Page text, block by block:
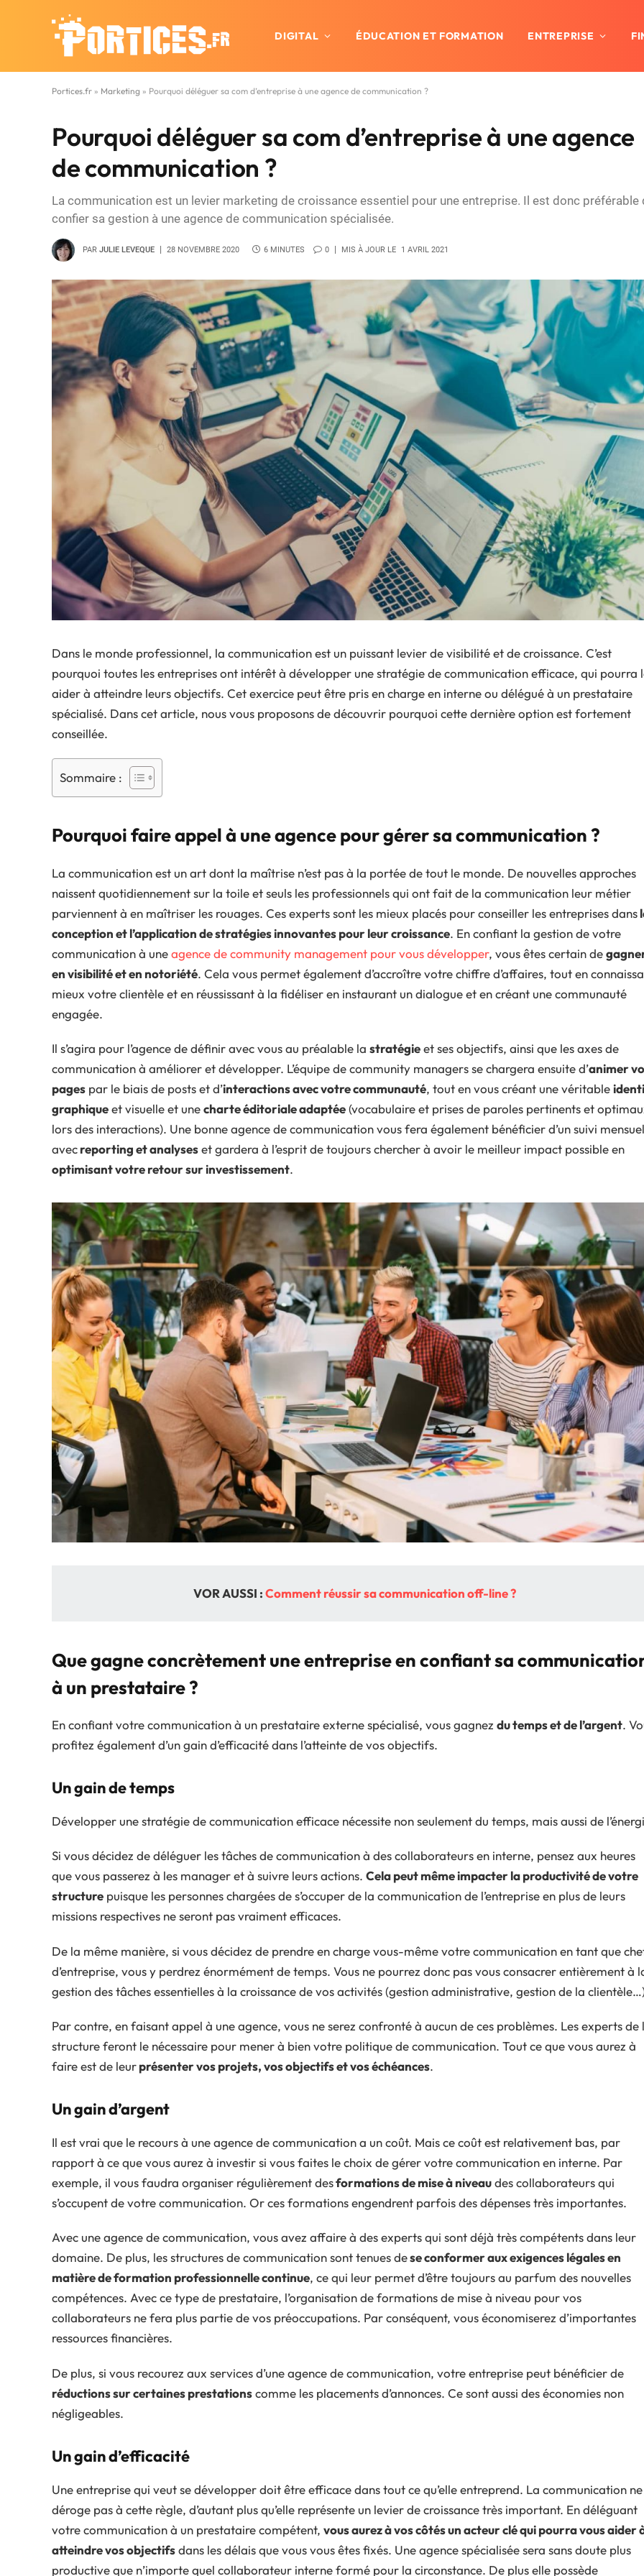
DIGITAL ÉDUCATION ET FORMATION ENTREPRISE
Portices.fr » Marketing » Pourquoi déléguer sa com d’entreprise à une agence de communication ?
Pourquoi déléguer sa com d’entreprise à une agence
de communication ?
La communication est un levier marketing de croissance essentiel pour une entreprise. Il est donc préférable
confier sa gestion à une agence de communication spécialisée.
PAR JULIE LEVEQUE 28 NOVEMBRE 2020 6 MINUTES 0 MIS À JOUR LE 1 AVRIL 2021
Dans le monde professionnel, la communication est un puissant levier de visibilité et de croissance. C’est
pourquoi toutes les entreprises ont intérêt à développer une stratégie de communication efficace, qui pourra
aider à atteindre leurs objectifs. Cet exercice peut être pris en charge en interne ou délégué à un prestataire
spécialisé. Dans cet article, nous vous proposons de découvrir pourquoi cette dernière option est fortement
conseillée.
Sommaire :
Pourquoi faire appel à une agence pour gérer sa communication ?
La communication est un art dont la maîtrise n’est pas à la portée de tout le monde. De nouvelles approches
naissent quotidiennement sur la toile et seuls les professionnels qui ont fait de la communication leur métier
parviennent à en maîtriser les rouages. Ces experts sont les mieux placés pour conseiller les entreprises dans
conception et l’application de stratégies innovantes pour leur croissance. En confiant la gestion de votre
communication à uneagence de community management pour vous développer, vous êtes certain de
en visibilité et en notoriété. Cela vous permet également d’accroître votre chiffre d’affaires, tout en
mieux votre clientèle et en réussissant à la fidéliser en instaurant un dialogue et en créant une communauté
engagée.
Il s’agira pour l’agence de définir avec vous au préalable la stratégieet ses objectifs, ainsi que les axes de
communication à améliorer et développer. L’équipe de community managers se chargera ensuite d’animer
pages par le biais de posts et d’interactions avec votre communauté, tout en vous créant une véritable
graphiqueet visuelle et unecharte éditoriale adaptée(vocabulaire et prises de paroles pertinents et
lors des interactions). Une bonne agence de communication vous fera également bénéficier d’un suivi mensuel
avecreporting et analyseset gardera à l’esprit de toujours chercher à avoir le meilleur impact possible en
optimisant votre retour sur investissement.
VOR AUSSI :Comment réussir sa communication off-line ?
Que gagne concrètement une entreprise en confiant sa
à un prestataire ?
En confiant votre communication à un prestataire externe spécialisé, vous gagnez du temps et de l’argent.
profitez également d’un gain d’efficacité dans l’atteinte de vos objectifs.
Un gain de temps
Développer une stratégie de communication efficace nécessite non seulement du temps, mais aussi de
Si vous décidez de déléguer les tâches de communication à des collaborateurs en interne, pensez aux heures
que vous passerez à les manager et à suivre leurs actions. Cela peut même impacter la productivité de votre
structure puisque les personnes chargées de s’occuper de la communication de l’entreprise en plus de leurs
missions respectives ne seront pas vraiment efficaces.
De la même manière, si vous décidez de prendre en charge vous-même votre communication en tant que
d’entreprise, vous y perdrez énormément de temps. Vous ne pourrez donc pas vous consacrer entièrement à
gestion des tâches essentielles à la croissance de vos activités (gestion administrative, gestion de la
Par contre, en faisant appel à une agence, vous ne serez confronté à aucun de ces problèmes. Les experts de
structure feront le nécessaire pour mener à bien votre politique de communication. Tout ce que vous aurez à
faire est de leurprésenter vos projets, vos objectifs et vos échéances.
Un gain d’argent
Il est vrai que le recours à une agence de communication a un coût. Mais ce coût est relativement bas, par
rapport à ce que vous aurez à investir si vous faites le choix de gérer votre communication en interne. Par
exemple, il vous faudra organiser régulièrement desformations de mise à niveaudes collaborateurs qui
s’occupent de votre communication. Or ces formations engendrent parfois des dépenses très importantes.
Avec une agence de communication, vous avez affaire à des experts qui sont déjà très compétents dans leur
domaine. De plus, les structures de communication sont tenues dese conformer aux exigences légales en
matière de formation professionnelle continue, ce qui leur permet d’être toujours au parfum des nouvelles
compétences. Avec ce type de prestataire, l’organisation de formations de mise à niveau pour vos
collaborateurs ne fera plus partie de vos préoccupations. Par conséquent, vous économiserez d’importantes
ressources financières.
De plus, si vous recourez aux services d’une agence de communication, votre entreprise peut bénéficier de
réductions sur certaines prestationscomme les placements d’annonces. Ce sont aussi des économies non
négligeables.
Un gain d’efficacité
Une entreprise qui veut se développer doit être efficace dans tout ce qu’elle entreprend. La communication ne
déroge pas à cette règle, d’autant plus qu’elle représente un levier de croissance très important. En déléguant
votre communication à un prestataire compétent, vous aurez à vos côtés un acteur clé qui pourra vous aider
atteindre vos objectifsdans les délais que vous vous êtes fixés. Une agence spécialisée sera sans doute plus
productive que n’importe quel collaborateur interne formé pour la circonstance. De plus elle possède